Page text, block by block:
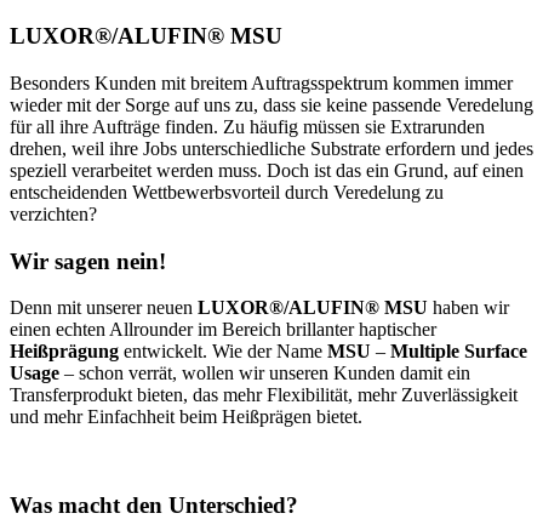
LUXOR®/ALUFIN® MSU
Besonders Kunden mit breitem Auftragsspektrum kommen immer
wieder mit der Sorge auf uns zu, dass sie keine passende Veredelung
für all ihre Aufträge finden. Zu häufig müssen sie Extrarunden
drehen, weil ihre Jobs unterschiedliche Substrate erfordern und jedes
speziell verarbeitet werden muss. Doch ist das ein Grund, auf einen
entscheidenden Wettbewerbsvorteil durch Veredelung zu
verzichten?
Wir sagen nein!
Denn mit unserer neuen LUXOR®/ALUFIN® MSU haben wir
einen echten Allrounder im Bereich brillanter haptischer
Heißprägung entwickelt. Wie der Name MSU – Multiple Surface
Usage – schon verrät, wollen wir unseren Kunden damit ein
Transferprodukt bieten, das mehr Flexibilität, mehr Zuverlässigkeit
und mehr Einfachheit beim Heißprägen bietet.
Was macht den Unterschied?